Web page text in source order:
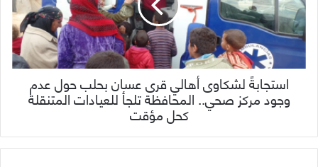
استجابةً لشكاوى أهالي قرى عسان بحلب حول عدم
وجود مركز صحي.. المحافظة تلجأ للعيادات المتنقلة
كحل مؤقت